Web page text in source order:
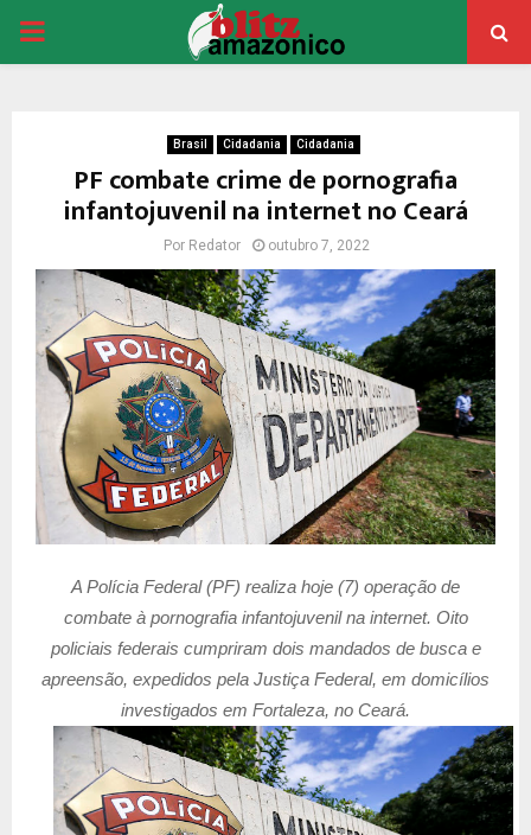
PRIMARY
Brasil Cidadania Cidadania
PF combate crime de pornografia
infantojuvenil na internet no Ceará
Por Redator outubro 7, 2022
A Polícia Federal (PF) realiza hoje (7) operação de
combate à pornografia infantojuvenil na internet. Oito
policiais federais cumpriram dois mandados de busca e
apreensão, expedidos pela Justiça Federal, em domicílios
investigados em Fortaleza, no Ceará.